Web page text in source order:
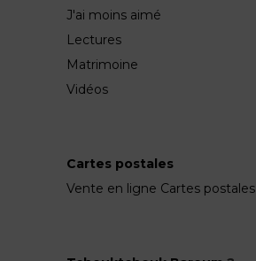
J'ai moins aimé
Lectures
Matrimoine
Vidéos
Cartes postales
Vente en ligne Cartes postales